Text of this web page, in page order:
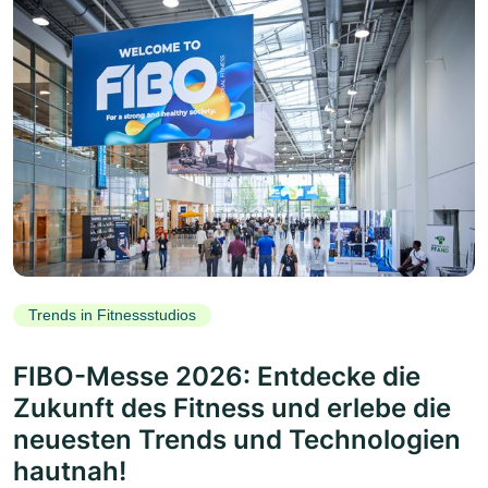
Trends in Fitnessstudios
FIBO-Messe 2026: Entdecke die
Zukunft des Fitness und erlebe die
neuesten Trends und Technologien
hautnah!